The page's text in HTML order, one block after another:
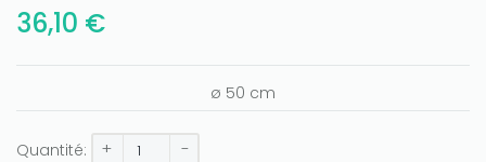
36,10 €
ø 50 cm
Quantité: + -
amount on your credits!